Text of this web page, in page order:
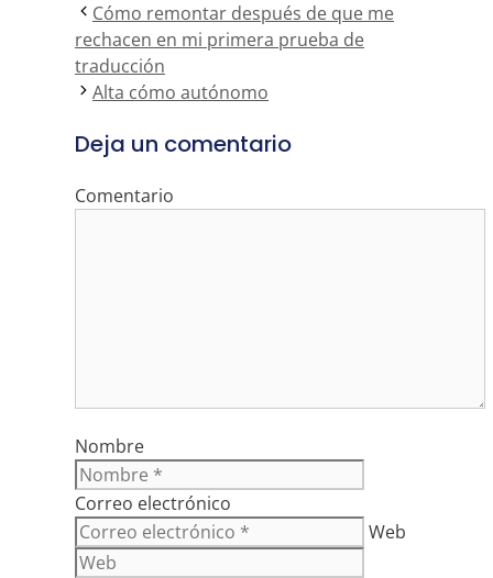
Cómo remontar después de que me
rechacen en mi primera prueba de
traducción
Alta cómo autónomo
Deja un comentario
Comentario
Nombre
Correo electrónico
Web